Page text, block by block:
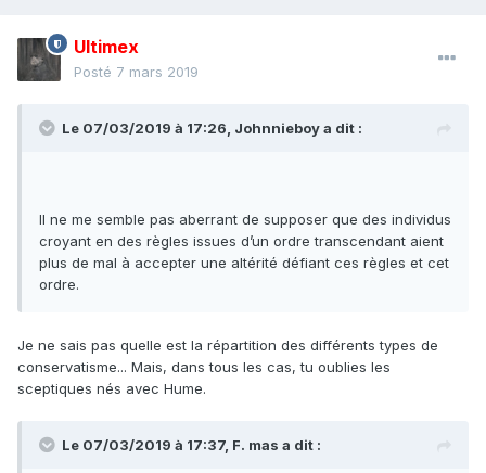
Ultimex
Posté 7 mars 2019
Le 07/03/2019 à 17:26, Johnnieboya dit :
Il ne me semble pas aberrant de supposer que des individus
croyant en des règles issues d’un ordre transcendant aient
plus de mal à accepter une altérité défiant ces règles et cet
ordre.
Je ne sais pas quelle est la répartition des différents types de
conservatisme... Mais, dans tous les cas, tu oublies les
sceptiques nés avec Hume.
Le 07/03/2019 à 17:37, F. mas a dit :